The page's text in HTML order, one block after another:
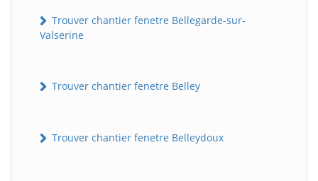
Trouver chantier fenetre Bellegarde-sur-
Valserine
Trouver chantier fenetre Belley
Trouver chantier fenetre Belleydoux